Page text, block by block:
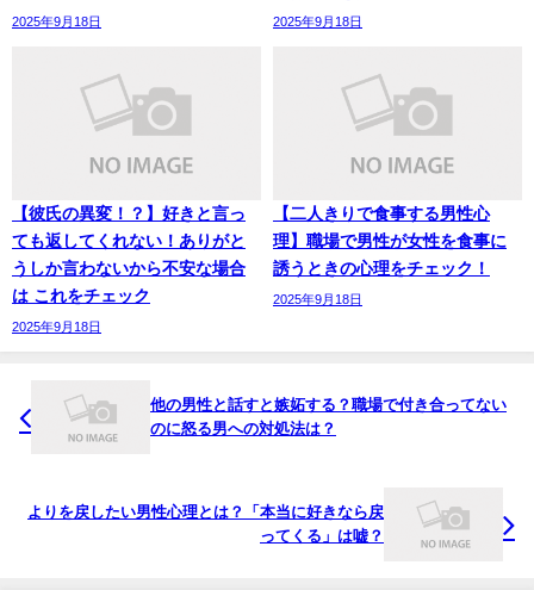
2025年9月18日 2025年9月18日
【彼氏の異変！？】好きと言っ
ても返してくれない！ありがと
うしか言わないから不安な場合
は これをチェック
2025年9月18日
【二人きりで食事する男性心
理】職場で男性が女性を食事に
誘うときの心理をチェック！
2025年9月18日
他の男性と話すと嫉妬する？職場で付き合ってない
のに怒る男への対処法は？
よりを戻したい男性心理とは？「本当に好きなら戻
ってくる」は嘘？